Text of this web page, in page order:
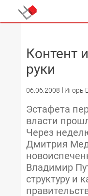
Контент
руки
06.06.2008 Игорь
Эстафета
власти
Через
Дмитрия
Владимир
структуру и